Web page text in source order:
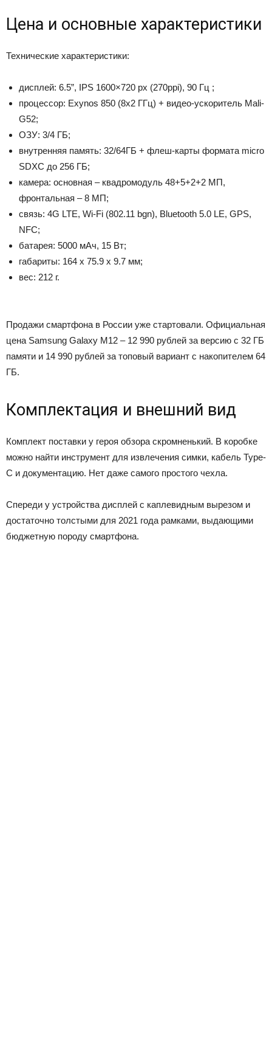
Цена и основные характеристики
Технические характеристики:
дисплей: 6.5”, IPS 1600×720 px (270ppi), 90 Гц ;
процессор: Exynos 850 (8х2 ГГц) + видео-ускоритель Mali-
G52;
ОЗУ: 3/4 ГБ;
внутренняя память: 32/64ГБ + флеш-карты формата micro
SDXC до 256 ГБ;
камера: основная – квадромодуль 48+5+2+2 МП,
фронтальная – 8 МП;
связь: 4G LTE, Wi-Fi (802.11 bgn), Bluetooth 5.0 LE, GPS,
NFC;
батарея: 5000 мАч, 15 Вт;
габариты: 164 x 75.9 x 9.7 мм;
вес: 212 г.
Продажи смартфона в России уже стартовали. Официальная
цена Samsung Galaxy M12 – 12 990 рублей за версию с 32 ГБ
памяти и 14 990 рублей за топовый вариант с накопителем 64
ГБ.
Комплектация и внешний вид
Комплект поставки у героя обзора скромненький. В коробке
можно найти инструмент для извлечения симки, кабель Type-
C и документацию. Нет даже самого простого чехла.
Спереди у устройства дисплей с каплевидным вырезом и
достаточно толстыми для 2021 года рамками, выдающими
бюджетную породу смартфона.